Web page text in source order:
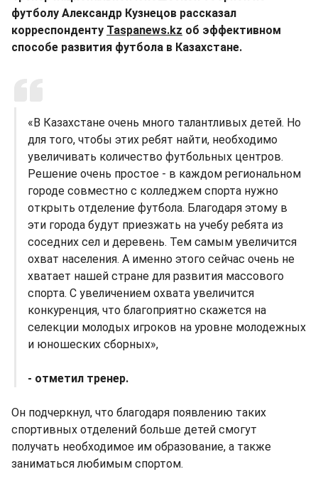
футболу Александр Кузнецов рассказал
корреспонденту Taspanews.kz об эффективном
способе развития футбола в Казахстане.
«В Казахстане очень много талантливых детей. Но
для того, чтобы этих ребят найти, необходимо
увеличивать количество футбольных центров.
Решение очень простое - в каждом региональном
городе совместно с колледжем спорта нужно
открыть отделение футбола. Благодаря этому в
эти города будут приезжать на учебу ребята из
соседних сел и деревень. Тем самым увеличится
охват населения. А именно этого сейчас очень не
хватает нашей стране для развития массового
спорта. С увеличением охвата увеличится
конкуренция, что благоприятно скажется на
селекции молодых игроков на уровне молодежных
и юношеских сборных»,
- отметил тренер.
Он подчеркнул, что благодаря появлению таких
спортивных отделений больше детей смогут
получать необходимое им образование, а также
заниматься любимым спортом.